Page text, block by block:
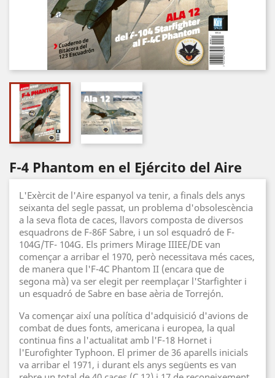
F-4 Phantom en el Ejército del Aire
L'Exèrcit de l'Aire espanyol va tenir, a finals dels anys
seixanta del segle passat, un problema d'obsolescència
a la seva flota de caces, llavors composta de diversos
esquadrons de F-86F Sabre, i un sol esquadró de F-
104G/TF- 104G. Els primers Mirage IIIEE/DE van
començar a arribar el 1970, però necessitava més caces,
de manera que l'F-4C Phantom II (encara que de
segona mà) va ser elegit per reemplaçar l'Starfighter i
un esquadró de Sabre en base aèria de Torrejón.
Va començar així una política d'adquisició d'avions de
combat de dues fonts, americana i europea, la qual
continua fins a l'actualitat amb l'F-18 Hornet i
l'Eurofighter Typhoon. El primer de 36 aparells inicials
va arribar el 1971, i durant els anys següents es van